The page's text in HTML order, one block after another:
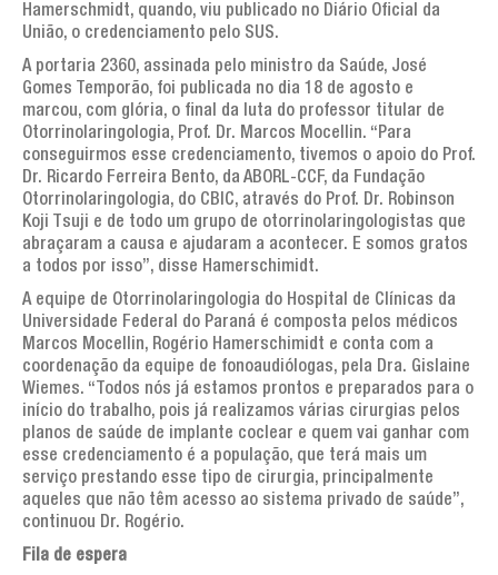
CONTATOS
Hamerschmidt, quando, viu publicado no Diário Oficial da
União, o credenciamento pelo SUS.
A portaria 2360, assinada pelo ministro da Saúde, José
Gomes Temporão, foi publicada no dia 18 de agosto e
marcou, com glória, o final da luta do professor titular de
Otorrinolaringologia, Prof. Dr. Marcos Mocellin. “Para
conseguirmos esse credenciamento, tivemos o apoio do Prof.
Dr. Ricardo Ferreira Bento, da ABORL-CCF, da Fundação
Otorrinolaringologia, do CBIC, através do Prof. Dr. Robinson
Koji Tsuji e de todo um grupo de otorrinolaringologistas que
abraçaram a causa e ajudaram a acontecer. E somos gratos
a todos por isso”, disse Hamerschimidt.
A equipe de Otorrinolaringologia do Hospital de Clínicas da
Universidade Federal do Paraná é composta pelos médicos
Marcos Mocellin, Rogério Hamerschimidt e conta com a
coordenação da equipe de fonoaudiólogas, pela Dra. Gislaine
Wiemes. “Todos nós já estamos prontos e preparados para o
início do trabalho, pois já realizamos várias cirurgias pelos
planos de saúde de implante coclear e quem vai ganhar com
esse credenciamento é a população, que terá mais um
serviço prestando esse tipo de cirurgia, principalmente
aqueles que não têm acesso ao sistema privado de saúde”,
continuou Dr. Rogério.
Fila de espera